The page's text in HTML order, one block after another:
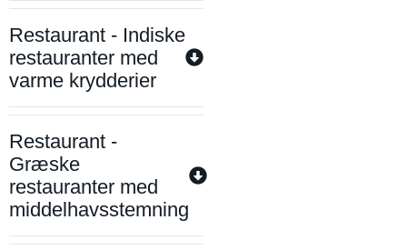
Restaurant - Indiske
restauranter med
varme krydderier
Restaurant -
Græske
restauranter med
middelhavsstemning